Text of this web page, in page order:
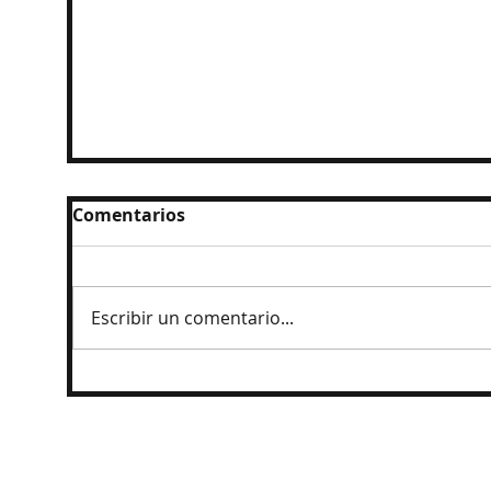
Comentarios
Escribir un comentario...